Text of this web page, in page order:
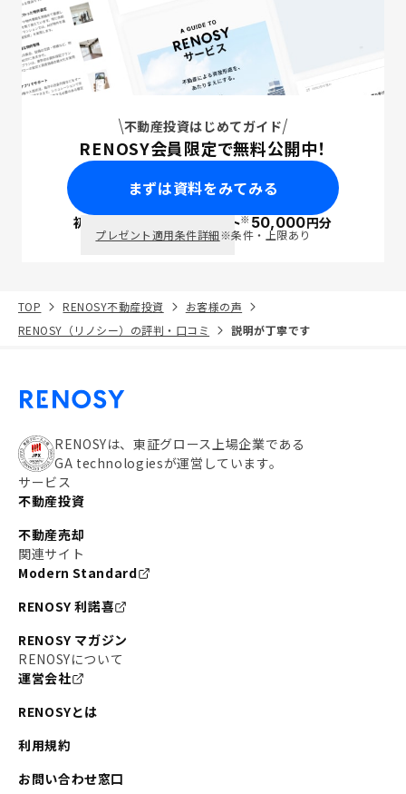
不動産投資はじめてガイド
RENOSY会員限定で無料公開中！
まずは資料をみてみる
初回面談で ポイント※50,000円分
プレゼント適用条件詳細※条件・上限あり
TOP RENOSY不動産投資
お客様の声
RENOSY（リノシー）の評判・口コミ
説明が丁寧です
RENOSYは、東証グロース上場企業である
GA technologiesが運営しています。
サービス
不動産投資
不動産売却
関連サイト
Modern Standard
RENOSY 利諾喜
RENOSY マガジン
RENOSYについて
運営会社
RENOSYとは
利用規約
お問い合わせ窓口